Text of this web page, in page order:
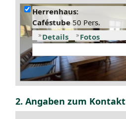
Herrenhaus:
Caféstube50 Pers.
Details
Fotos
2. Angaben zum Kontakt